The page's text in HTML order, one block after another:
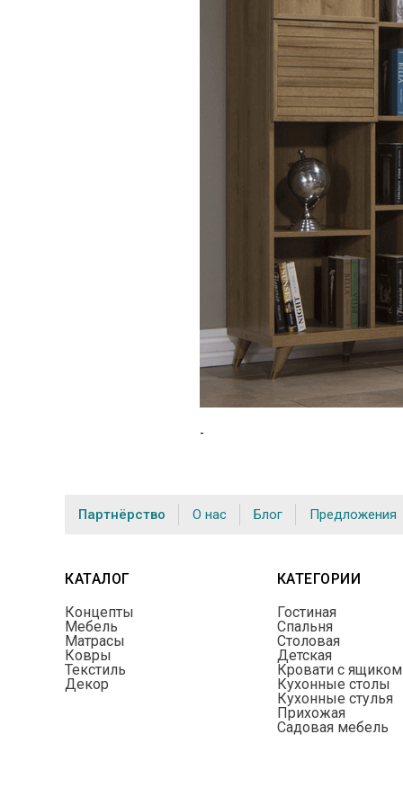
-
Партнёрство О нас Блог Предложения
КАТАЛОГ
Концепты
Мебель
Матрасы
Ковры
Текстиль
Декор
КАТЕГОРИИ
Гостиная
Спальня
Столовая
Детская
Кровати с ящиком
Кухонные столы
Кухонные стулья
Прихожая
Садовая мебель